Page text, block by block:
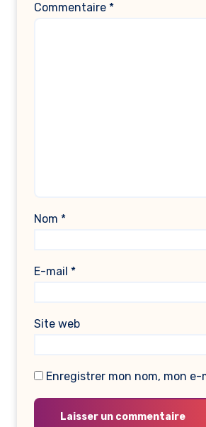
Commentaire *
Nom *
E-mail *
Site web
Enregistrer mon nom, mon